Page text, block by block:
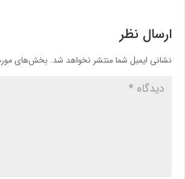
ارسال نظر
نشانی ایمیل شما منتشر نخواهد شد. بخش‌های